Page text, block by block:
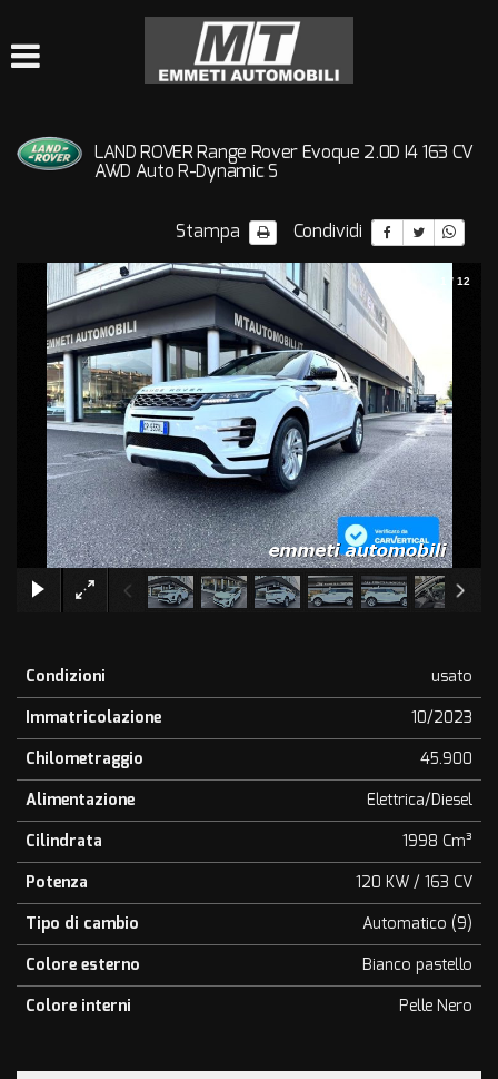
QUELLO CHE VI SIETE
CONTATTI
CHI SIAMO
LAND ROVER Range Rover Evoque 2.0D I4 163 CV
AWD Auto R-Dynamic S
Stampa Condividi
×
/ 12
Condizioni
usato
Immatricolazione
10/2023
Chilometraggio
45.900
Alimentazione
Elettrica/Diesel
Cilindrata
1998 Cm³
Potenza
120 KW / 163 CV
Tipo di cambio
Automatico (9)
Colore esterno
Bianco pastello
Colore interni
Pelle Nero